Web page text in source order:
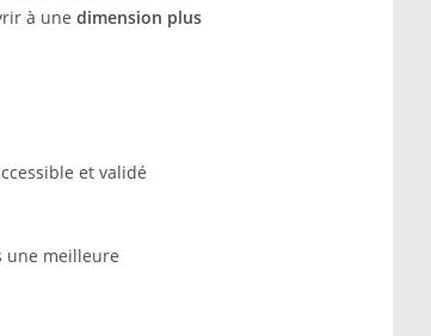
à une dimension plus
et validé
une meilleure